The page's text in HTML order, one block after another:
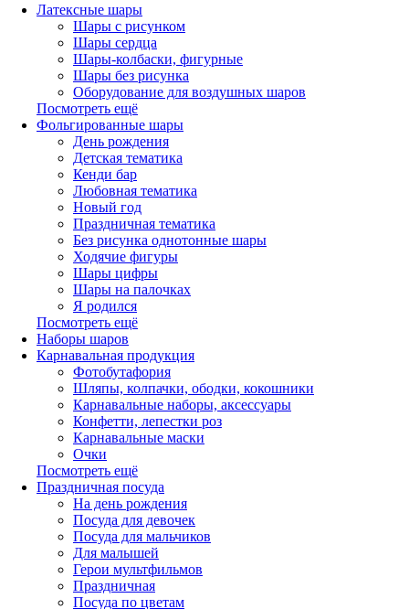
Латексные шары
Шары с рисунком
Шары сердца
Шары-колбаски, фигурные
Шары без рисунка
Оборудование для воздушных шаров
Посмотреть ещё
Фольгированные шары
День рождения
Детская тематика
Кенди бар
Любовная тематика
Новый год
Праздничная тематика
Без рисунка однотонные шары
Ходячие фигуры
Шары цифры
Шары на палочках
Я родился
Посмотреть ещё
Наборы шаров
Карнавальная продукция
Фотобутафория
Шляпы, колпачки, ободки, кокошники
Карнавальные наборы, аксессуары
Конфетти, лепестки роз
Карнавальные маски
Очки
Посмотреть ещё
Праздничная посуда
На день рождения
Посуда для девочек
Посуда для мальчиков
Для малышей
Герои мультфильмов
Праздничная
Посуда по цветам